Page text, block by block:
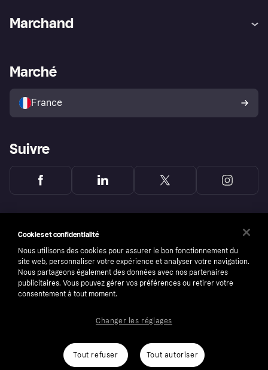
Explorez les magasins
Politique de protection de
l’acheteur Klarna
Marchand
Portail Marchand
Marché
France
Suivre
number: 556737-0431
ConditionsCookiesKlarna.com
Cookies et confidentialité
Nous utilisons des cookies pour assurer le bon fonctionnement du
site web, personnaliser votre expérience et analyser votre navigation.
Nous partageons également des données avec nos partenaires
publicitaires. Vous pouvez gérer vos préférences ou retirer votre
consentement à tout moment.
Tout refuser Tout autoriser
Changer les réglages